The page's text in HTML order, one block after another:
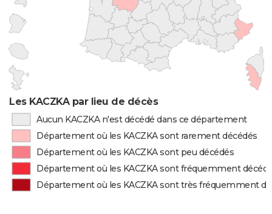
Les KACZKA par lieu de décès
Aucun KACZKA n'est décédé dans ce département
Département où les KACZKA sont rarement décédés
Département où les KACZKA sont peu décédés
Département où les KACZKA sont fréquemment
Département où les KACZKA sont très fréquemment